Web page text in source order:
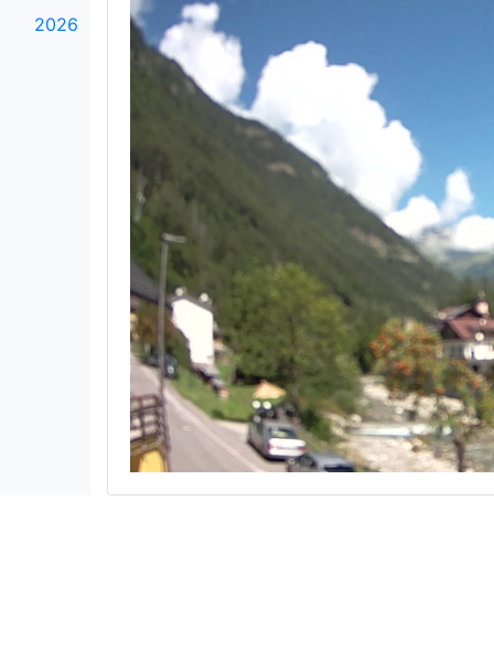
2026